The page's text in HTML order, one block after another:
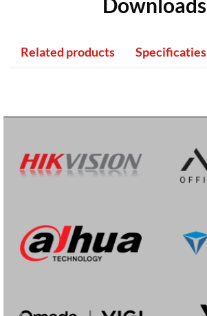
Downloads
Related products Specificaties